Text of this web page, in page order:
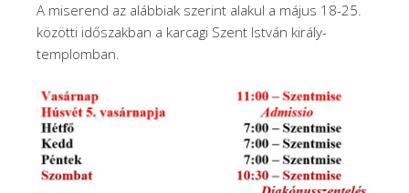
A miserend az alábbiak szerint alakul a május 18-25.
közötti időszakban a karcagi Szent István király-
templomban.